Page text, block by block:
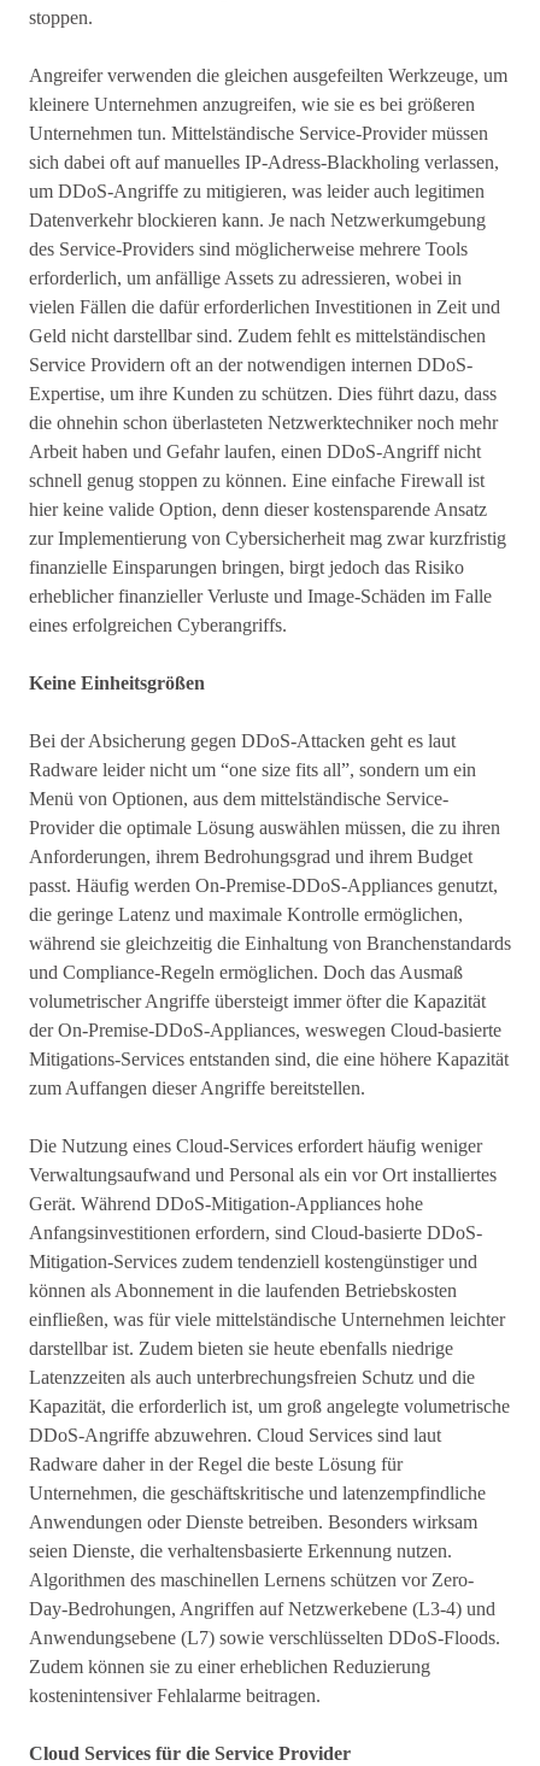
stoppen.
Angreifer verwenden die gleichen ausgefeilten Werkzeuge, um
kleinere Unternehmen anzugreifen, wie sie es bei größeren
Unternehmen tun. Mittelständische Service-Provider müssen
sich dabei oft auf manuelles IP-Adress-Blackholing verlassen,
um DDoS-Angriffe zu mitigieren, was leider auch legitimen
Datenverkehr blockieren kann. Je nach Netzwerkumgebung
des Service-Providers sind möglicherweise mehrere Tools
erforderlich, um anfällige Assets zu adressieren, wobei in
vielen Fällen die dafür erforderlichen Investitionen in Zeit und
Geld nicht darstellbar sind. Zudem fehlt es mittelständischen
Service Providern oft an der notwendigen internen DDoS-
Expertise, um ihre Kunden zu schützen. Dies führt dazu, dass
die ohnehin schon überlasteten Netzwerktechniker noch mehr
Arbeit haben und Gefahr laufen, einen DDoS-Angriff nicht
schnell genug stoppen zu können. Eine einfache Firewall ist
hier keine valide Option, denn dieser kostensparende Ansatz
zur Implementierung von Cybersicherheit mag zwar kurzfristig
finanzielle Einsparungen bringen, birgt jedoch das Risiko
erheblicher finanzieller Verluste und Image-Schäden im Falle
eines erfolgreichen Cyberangriffs.
Keine Einheitsgrößen
Bei der Absicherung gegen DDoS-Attacken geht es laut
Radware leider nicht um “one size fits all”, sondern um ein
Menü von Optionen, aus dem mittelständische Service-
Provider die optimale Lösung auswählen müssen, die zu ihren
Anforderungen, ihrem Bedrohungsgrad und ihrem Budget
passt. Häufig werden On-Premise-DDoS-Appliances genutzt,
die geringe Latenz und maximale Kontrolle ermöglichen,
während sie gleichzeitig die Einhaltung von Branchenstandards
und Compliance-Regeln ermöglichen. Doch das Ausmaß
volumetrischer Angriffe übersteigt immer öfter die Kapazität
der On-Premise-DDoS-Appliances, weswegen Cloud-basierte
Mitigations-Services entstanden sind, die eine höhere Kapazität
zum Auffangen dieser Angriffe bereitstellen.
Die Nutzung eines Cloud-Services erfordert häufig weniger
Verwaltungsaufwand und Personal als ein vor Ort installiertes
Gerät. Während DDoS-Mitigation-Appliances hohe
Anfangsinvestitionen erfordern, sind Cloud-basierte DDoS-
Mitigation-Services zudem tendenziell kostengünstiger und
können als Abonnement in die laufenden Betriebskosten
einfließen, was für viele mittelständische Unternehmen leichter
darstellbar ist. Zudem bieten sie heute ebenfalls niedrige
Latenzzeiten als auch unterbrechungsfreien Schutz und die
Kapazität, die erforderlich ist, um groß angelegte volumetrische
DDoS-Angriffe abzuwehren. Cloud Services sind laut
Radware daher in der Regel die beste Lösung für
Unternehmen, die geschäftskritische und latenzempfindliche
Anwendungen oder Dienste betreiben. Besonders wirksam
seien Dienste, die verhaltensbasierte Erkennung nutzen.
Algorithmen des maschinellen Lernens schützen vor Zero-
Day-Bedrohungen, Angriffen auf Netzwerkebene (L3-4) und
Anwendungsebene (L7) sowie verschlüsselten DDoS-Floods.
Zudem können sie zu einer erheblichen Reduzierung
kostenintensiver Fehlalarme beitragen.
Cloud Services für die Service Provider